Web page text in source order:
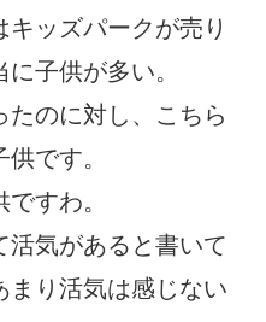
ッズパークが売り
子供が多い。
のに対し、こちら
です。
すわ。
活気があると書いて
り活気は感じない